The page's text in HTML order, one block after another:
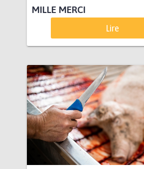
MILLE MERCI
Lire